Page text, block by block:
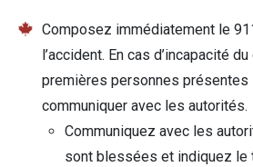
Composez immédiatement le
l’accident. En cas d’incapacité
premières personnes
communiquer avec les autorités.
Communiquez avec les
sont blessées et indiquez le